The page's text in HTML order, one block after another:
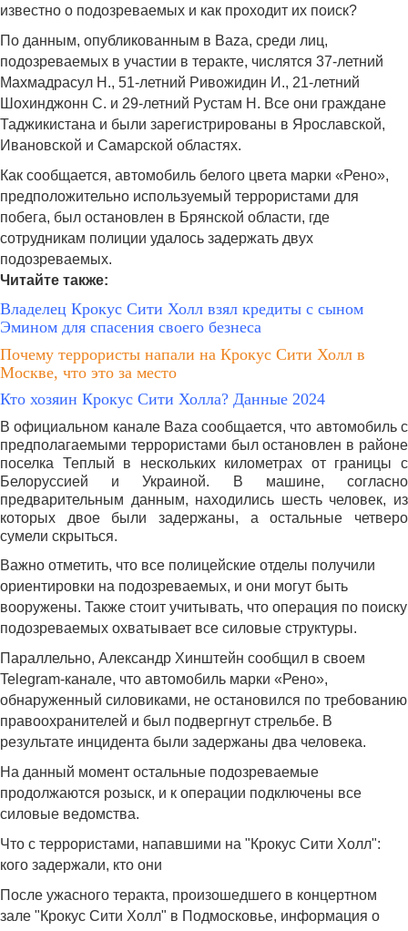
известно о подозреваемых и как проходит их поиск?
По данным, опубликованным в Baza, среди лиц,
подозреваемых в участии в теракте, числятся 37-летний
Махмадрасул Н., 51-летний Ривожидин И., 21-летний
Шохинджонн С. и 29-летний Рустам Н. Все они граждане
Таджикистана и были зарегистрированы в Ярославской,
Ивановской и Самарской областях.
Как сообщается, автомобиль белого цвета марки «Рено»,
предположительно используемый террористами для
побега, был остановлен в Брянской области, где
сотрудникам полиции удалось задержать двух
подозреваемых.
Читайте также:
Владелец Крокус Сити Холл взял кредиты с сыном
Эмином для спасения своего безнеса
Почему террористы напали на Крокус Сити Холл в
Москве, что это за место
Кто хозяин Крокус Сити Холла? Данные 2024
В официальном канале Baza сообщается, что автомобиль с
предполагаемыми террористами был остановлен в районе
поселка Теплый в нескольких километрах от границы с
Белоруссией и Украиной. В машине, согласно
предварительным данным, находились шесть человек, из
которых двое были задержаны, а остальные четверо
сумели скрыться.
Важно отметить, что все полицейские отделы получили
ориентировки на подозреваемых, и они могут быть
вооружены. Также стоит учитывать, что операция по поиску
подозреваемых охватывает все силовые структуры.
Параллельно, Александр Хинштейн сообщил в своем
Telegram-канале, что автомобиль марки «Рено»,
обнаруженный силовиками, не остановился по требованию
правоохранителей и был подвергнут стрельбе. В
результате инцидента были задержаны два человека.
На данный момент остальные подозреваемые
продолжаются розыск, и к операции подключены все
силовые ведомства.
Что с террористами, напавшими на "Крокус Сити Холл":
кого задержали, кто они
После ужасного теракта, произошедшего в концертном
зале "Крокус Сити Холл" в Подмосковье, информация о